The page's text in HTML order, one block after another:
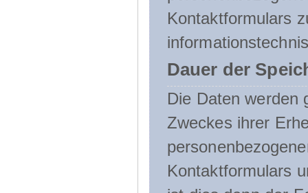
Kontaktformulars
Dauer der
Die Daten werden
Zweckes ihrer
Kontaktformulars